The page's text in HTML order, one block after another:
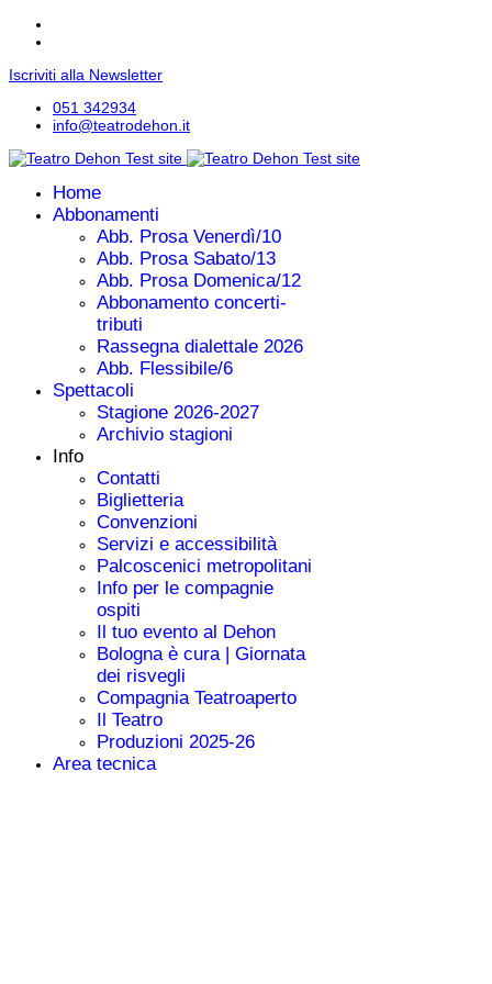
Iscriviti alla Newsletter
051 342934
info@teatrodehon.it
Home
Abbonamenti
Abb. Prosa Venerdì/10
Abb. Prosa Sabato/13
Abb. Prosa Domenica/12
Abbonamento concerti-
tributi
Rassegna dialettale 2026
Abb. Flessibile/6
Spettacoli
Stagione 2026-2027
Archivio stagioni
Info
Contatti
Biglietteria
Convenzioni
Servizi e accessibilità
Palcoscenici
metropolitani
Info per le compagnie
ospiti
Il tuo evento al Dehon
Bologna è cura |
Giornata dei risvegli